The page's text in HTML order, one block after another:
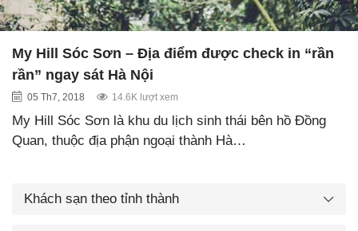
My Hill Sóc Sơn – Địa điểm được check in “rần
rần” ngay sát Hà Nội
05 Th7, 2018 14.6K lượt xem
My Hill Sóc Sơn là khu du lịch sinh thái bên hồ Đồng
Quan, thuộc địa phận ngoại thành Hà…
Khách sạn theo tỉnh thành